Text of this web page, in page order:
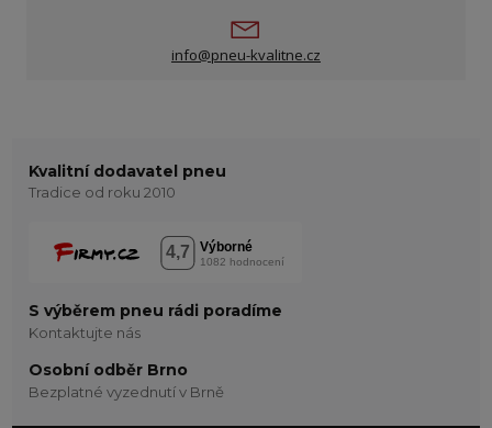
info@pneu-kvalitne.cz
Kvalitní dodavatel pneu
Tradice od roku 2010
S výběrem pneu rádi poradíme
Kontaktujte nás
Osobní odběr Brno
Bezplatné vyzednutí v Brně